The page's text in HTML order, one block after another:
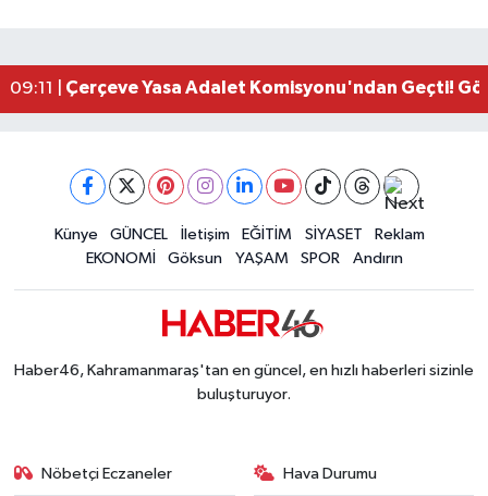
09:11 | Çerçeve Yasa Adalet Komisyonu'ndan Geçti!
09:04 |Kahramanmaraş'taki Okul Saldırısı TBMM
Kahramanmaraş'ta Pusula Maraş Eğitim
Kahramanmaraş'ta Tarım İçin Su Seferberliği
20:02 |Kahramanmaraş'ta 5 Kilometrelik Yolda Sıcak
Künye GÜNCEL İletişim EĞİTİM SİYASET
Reklam
EKONOMİ
Göksun YAŞAM SPOR Andırın
Haber46, Kahramanmaraş'tan en güncel, en hızlı haberleri sizinle
buluşturuyor.
Nöbetçi Eczaneler Hava Durumu